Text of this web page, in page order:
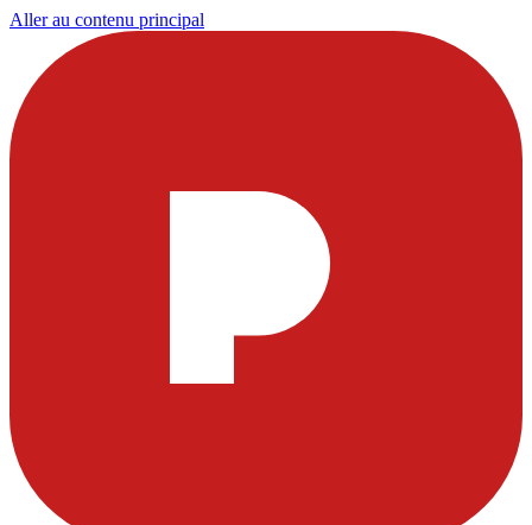
Aller au contenu principal